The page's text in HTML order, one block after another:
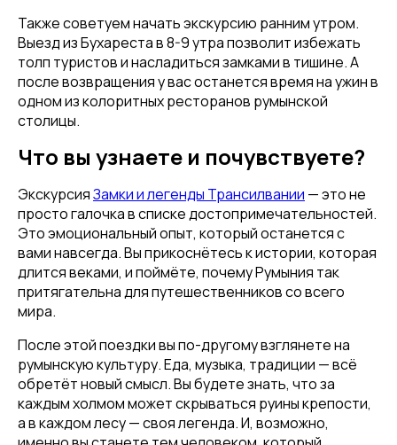
Также советуем начать экскурсию ранним утром.
Выезд из Бухареста в 8-9 утра позволит избежать
толп туристов и насладиться замками в тишине. А
после возвращения у вас останется время на ужин в
одном из колоритных ресторанов румынской
столицы.
Что вы узнаете и почувствуете?
ЭкскурсияЗамки и легенды Трансилвании — это не
просто галочка в списке достопримечательностей.
Это эмоциональный опыт, который останется с
вами навсегда. Вы прикоснётесь к истории, которая
длится веками, и поймёте, почему Румыния так
притягательна для путешественников со всего
мира.
После этой поездки вы по-другому взглянете на
румынскую культуру. Еда, музыка, традиции — всё
обретёт новый смысл. Вы будете знать, что за
каждым холмом может скрываться руины крепости,
а в каждом лесу — своя легенда. И, возможно,